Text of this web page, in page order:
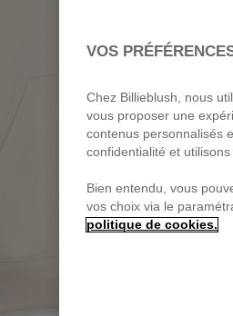
VOS
Chez Billieblush, nous
vous proposer une
contenus personnalisés
confidentialité et
Bien entendu, vous
vos choix via le
politique de cookies.